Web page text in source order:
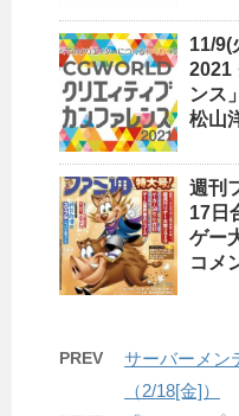
11/9(
2021
ンス
松山
週刊
17日
ゲー
コメ
PREV
サーバーメン
（2/18[金]）